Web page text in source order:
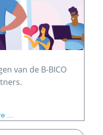
van de B-BICO
...